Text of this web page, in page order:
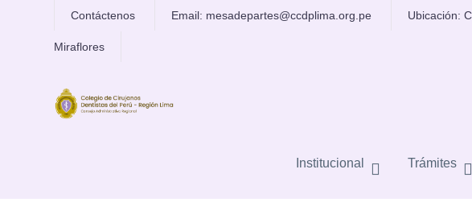
Contáctenos Email: mesadepartes@ccdplima.org.pe Ubicación:
Miraflores
Institucional
Trámites
mayor